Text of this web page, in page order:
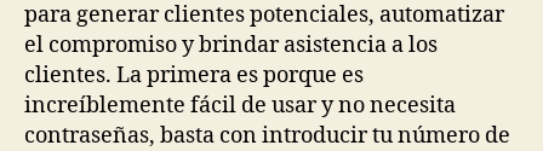
para generar clientes potenciales, automatizar
el compromiso y brindar asistencia a los
clientes. La primera es porque es
increíblemente fácil de usar y no necesita
contraseñas, basta con introducir tu número de